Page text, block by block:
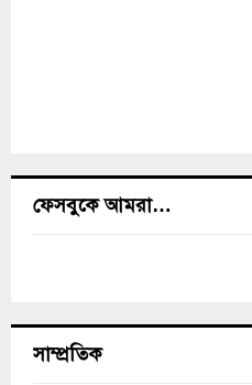
ফেসবুকে আমরা…
সাম্প্রতিক